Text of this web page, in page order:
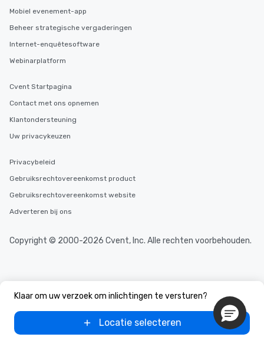
Klaar om uw verzoek om inlichtingen te versturen?
Locatie selecteren
Mobiel evenement-app
Beheer strategische vergaderingen
Internet-enquêtesoftware
Webinarplatform
Cvent Startpagina
Contact met ons opnemen
Klantondersteuning
Uw privacykeuzen
Privacybeleid
Gebruiksrechtovereenkomst product
Gebruiksrechtovereenkomst website
Adverteren bij ons
Copyright © 2000-2026 Cvent, Inc. Alle rechten voorbehouden.